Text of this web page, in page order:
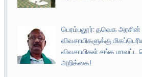
பெரம்பலூர்: தவெக அரசின்
விவசாயிகளுக்கு
விவசாயிகள் சங்க
அறிக்கை!